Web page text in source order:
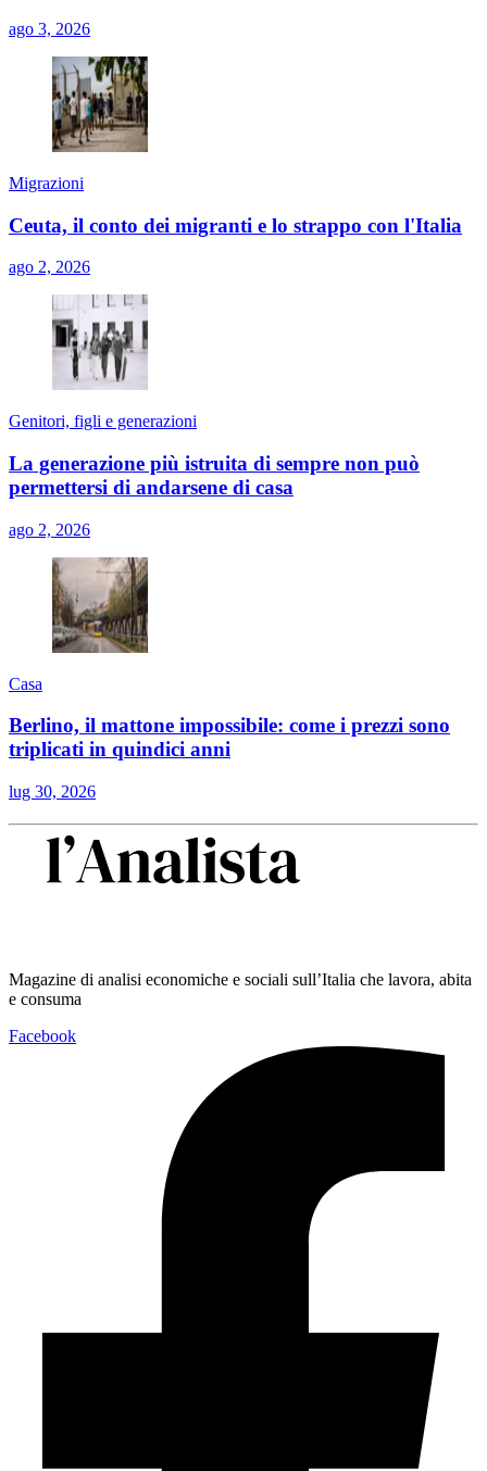
ago 3, 2026
Migrazioni
Ceuta, il conto dei migranti e lo strappo con l'Italia
ago 2, 2026
Genitori, figli e generazioni
La generazione più istruita di sempre non può
permettersi di andarsene di casa
ago 2, 2026
Casa
Berlino, il mattone impossibile: come i prezzi sono
triplicati in quindici anni
lug 30, 2026
Magazine di analisi economiche e sociali sull’Italia che lavora, abita
e consuma
Facebook